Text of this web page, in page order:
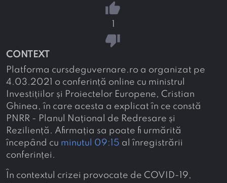
thumb_up
thumb_down
CONTEXT
Platforma cursdeguvernare.ro a organizat pe
4.03.2021 o conferință online cu ministrul
Investițiilor și Proiectelor Europene, Cristian
Ghinea, în care acesta a explicat în ce constă
PNRR - Planul Național de Redresare și
Reziliență. Afirmația sa poate fi urmărită
începând cu minutul 09:15 al înregistrării
conferinței.
În contextul crizei provocate de COVID-19,